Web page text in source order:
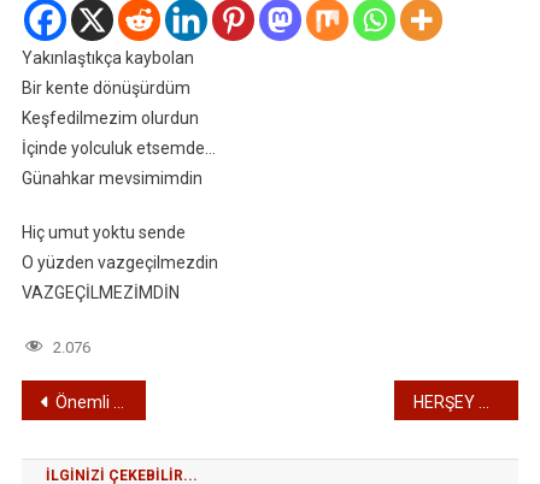
Yakınlaştıkça kaybolan
Bir kente dönüşürdüm
Keşfedilmezim olurdun
İçinde yolculuk etsemde…
Günahkar mevsimimdin
Hiç umut yoktu sende
O yüzden vazgeçilmezdin
VAZGEÇİLMEZİMDİN
2.076
Yazı
gezinmesi
Önemli Bir Ziyaret, Önemli Mesajlar
İLGINIZI ÇEKEBILIR...